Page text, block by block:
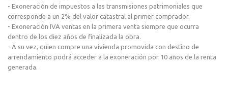
- Exoneración de impuestos a las transmisiones patrimoniales que
corresponde a un 2% del valor catastral al primer comprador.
- Exoneración IVA ventas en la primera venta siempre que ocurra
dentro de los diez años de finalizada la obra.
- A su vez, quien compre una vivienda promovida con destino de
arrendamiento podrá acceder a la exoneración por 10 años de la renta
generada.